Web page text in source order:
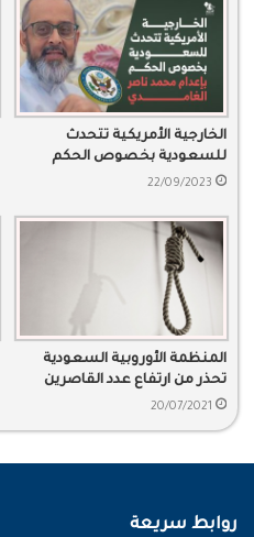
الخارجية الأمريكية تتحدث
للسعودية بخصوص الحكم
بإعدام محمد ناصر الغامدي
22/09/2023
المنظمة الأوروبية السعودية
تحذر من ارتفاع عدد القاصرين
المهددين بالإعدام
20/07/2021
روابط سريعة